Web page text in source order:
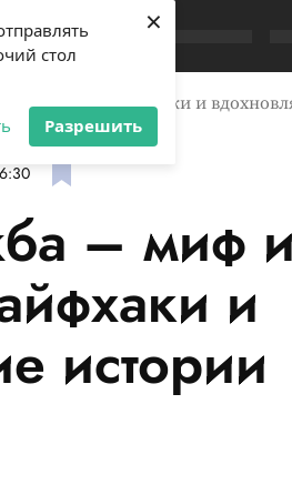
стол
Разрешить
×
Лайфхаки и
– миф
и
истории